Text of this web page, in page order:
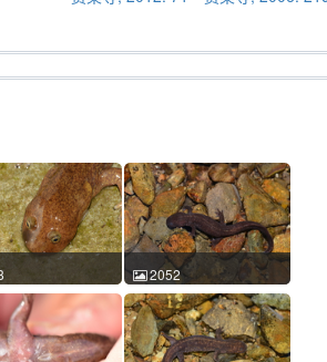
溪鲵 Batrachuperus
陈进民
17 18:14:24 中国
id:418
2052
龙洞山溪鲵 Batrachuperus
londongensis 史静耸
2016-02-27 15:11:14 中国
四川 ACM id:2052